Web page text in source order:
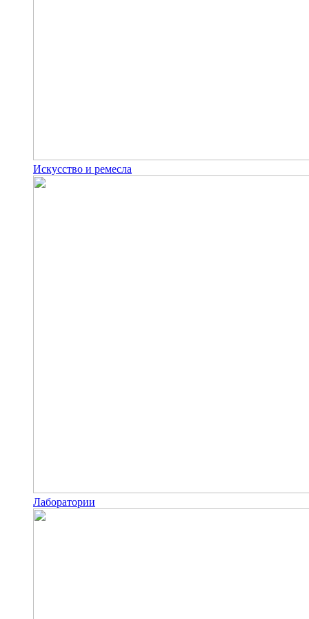
Искусство и ремесла
Лаборатории